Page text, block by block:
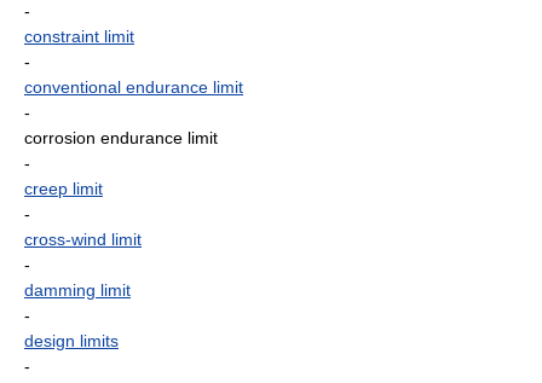
-
constraint limit
-
conventional endurance limit
-
corrosion endurance limit
-
creep limit
-
cross-wind limit
-
damming limit
-
design limits
-